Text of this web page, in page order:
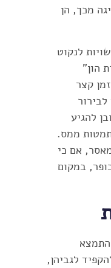
מכך, הן
לנקוט
הון"
קצר
להגיע
ממס.
אם כי
במקום
לגביהן,